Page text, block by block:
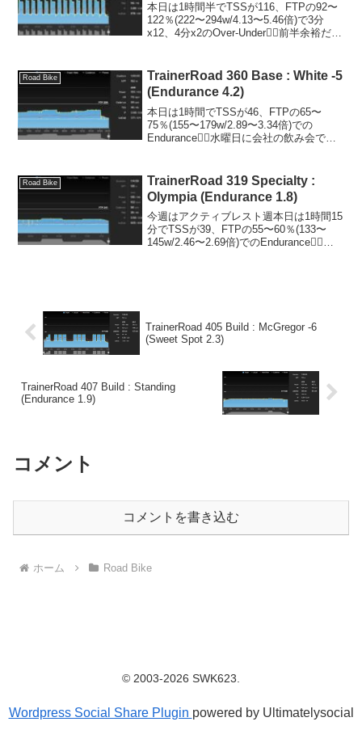
本日は1時間半でTSSが116、FTPの92〜
122％(222〜294w/4.13〜5.46倍)で3分
x12、4分x2のOver-Under🚴‍♂️前半余裕だろ
に良かっ...
Road Bike
TrainerRoad 360 Base : White -5
(Endurance 4.2)
本日は1時間でTSSが46、FTPの65〜
75％(155〜179w/2.89〜3.34倍)での
Endurance🚴‍♂️水曜日に会社の飲み会で乗
コースの食事も少なかった...
Road Bike
TrainerRoad 319 Specialty :
Olympia (Endurance 1.8)
今週はアクティブレスト週本日は1時間15
分でTSSが39、FTPの55〜60％(133〜
145w/2.46〜2.69倍)でのEndurance🚴‍♂️よ
TrainerRoad 405 Build : McGregor -6
(Sweet Spot 2.3)
TrainerRoad 407 Build : Standing
(Endurance 1.9)
コメント
コメントを書き込む
ホーム Road Bike
© 2003-2026 SWK623.
Wordpress Social Share Plugin powered by Ultimatelysocial